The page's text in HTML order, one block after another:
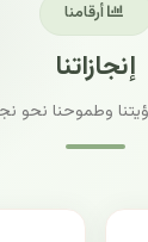
أرقامنا
إنجازاتنا
وطموحنا نحو